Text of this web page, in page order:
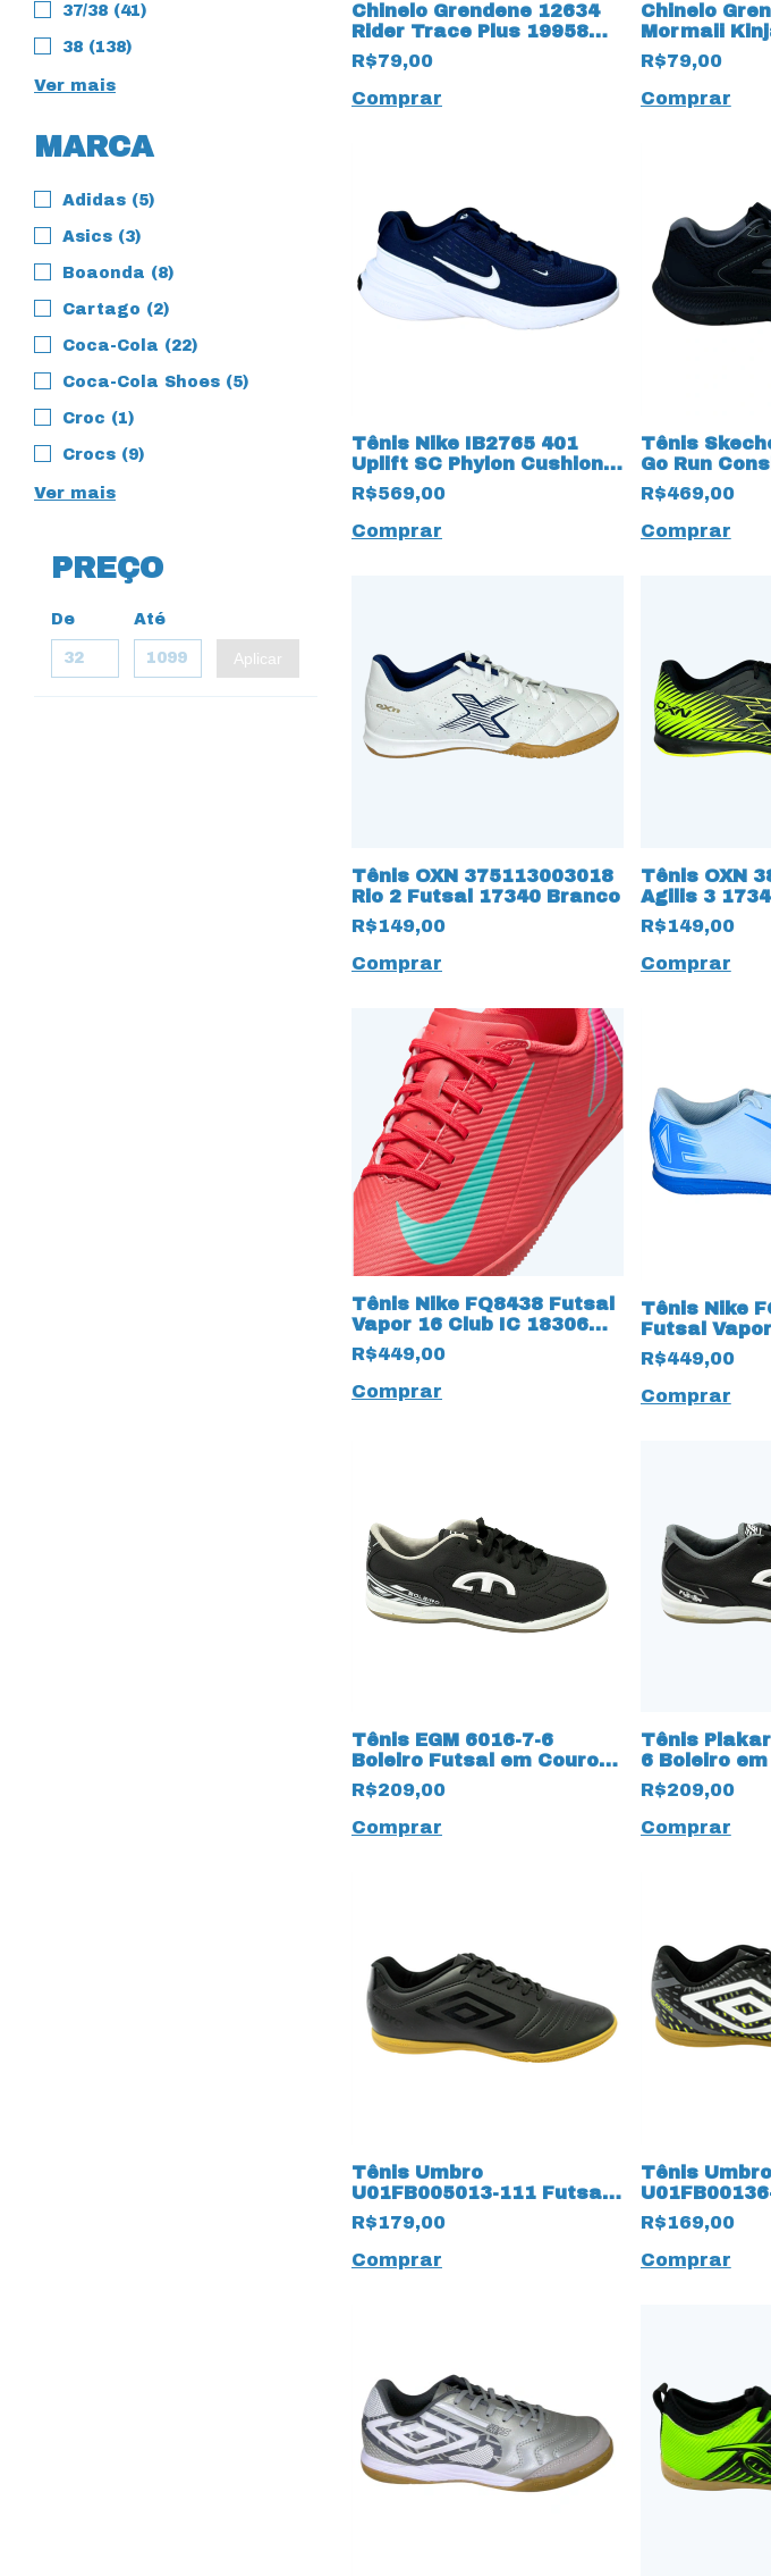
37/38 (41)
38 (138)
Ver mais
MARCA
Adidas (5)
Asics (3)
Boaonda (8)
Cartago (2)
Coca-Cola (22)
Coca-Cola Shoes (5)
Croc (1)
Crocs (9)
Ver mais
PREÇO
De Até
Aplicar
Chinelo Grendene 12634
Rider Trace Plus 19958
Bege
R$79,00
Comprar
Chinelo
Mormaii
R$79,00
Comprar
Tênis Nike IB2765 401
Uplift SC Phylon Cushion
19950 Marinho
R$569,00
Comprar
Tênis
Go Run
All Black
R$469,00
Comprar
Tênis OXN 375113003018
Rio 2 Futsal 17340 Branco
R$149,00
Comprar
Tênis OXN
Agilis 3
R$149,00
Comprar
Tênis Nike FQ8438 Futsal
Vapor 16 Club IC 18306
Magenta
R$449,00
Comprar
Tênis Nike
Futsal
17825
R$449,00
Comprar
Tênis EGM 6016-7-6
Boleiro Futsal em Couro
Natural 15387 Preto
R$209,00
Comprar
Tênis Plakar
6 Boleiro
Solado
Costurado
R$209,00
Comprar
Tênis Umbro
U01FB005013-111 Futsal
Class 15424 Preto
R$179,00
Comprar
Tênis Umbro
Futsal
Preto
R$169,00
Comprar